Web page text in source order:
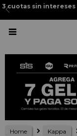
3 cuotas sin intereses

Home Kappa